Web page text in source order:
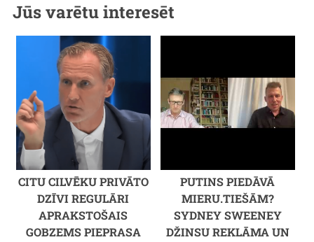
Jūs varētu interesēt
CITU CILVĒKU PRIVĀTO
DZĪVI REGULĀRI
APRAKSTOŠAIS
GOBZEMS PIEPRASA
PUTINS PIEDĀVĀ
MIERU.TIEŠĀM?
SYDNEY SWEENEY
DŽINSU REKLĀMA UN